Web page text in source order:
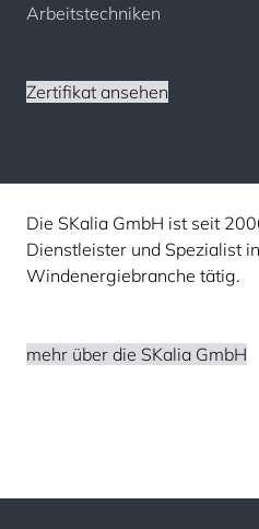
Arbeitstechniken
Zertifikat ansehen
Die SKalia GmbH ist seit
Dienstleister und Spezialist
Windenergiebranche tätig.
mehr über die SKalia GmbH